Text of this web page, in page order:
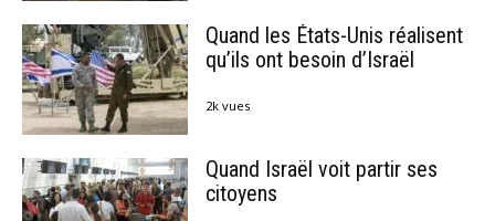
Quand les États-Unis réalisent
qu’ils ont besoin d’Israël
2k vues
Quand Israël voit partir ses
citoyens